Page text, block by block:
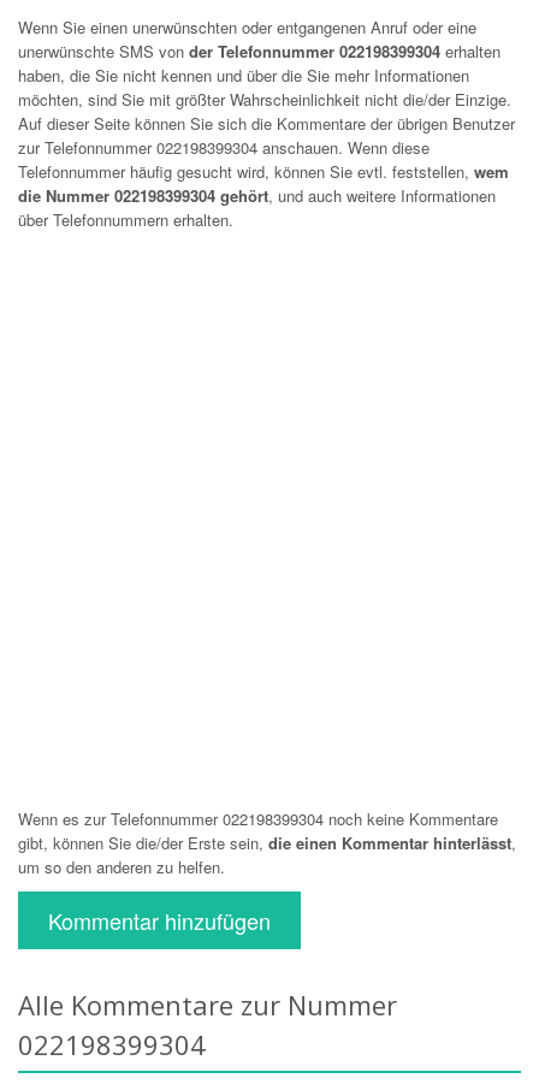
Wenn Sie einen unerwünschten oder entgangenen Anruf oder eine
unerwünschte SMS von der Telefonnummer 022198399304 erhalten
haben, die Sie nicht kennen und über die Sie mehr Informationen
möchten, sind Sie mit größter Wahrscheinlichkeit nicht die/der Einzige.
Auf dieser Seite können Sie sich die Kommentare der übrigen Benutzer
zur Telefonnummer022198399304 anschauen. Wenn diese
Telefonnummer häufig gesucht wird, können Sie evtl. feststellen, wem
die Nummer 022198399304 gehört, und auch weitere Informationen
über Telefonnummern erhalten.
Wenn es zur Telefonnummer 022198399304 noch keine Kommentare
gibt, können Sie die/der Erste sein, die einen Kommentar hinterlässt,
um so den anderen zu helfen.
Kommentar hinzufügen
Alle Kommentare zur Nummer
022198399304